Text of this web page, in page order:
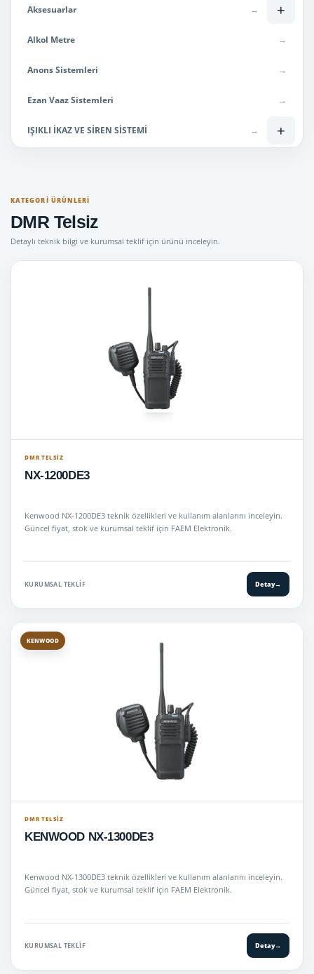
Aksesuarlar → +
Alkol Metre →
Anons Sistemleri →
Ezan Vaaz Sistemleri →
IŞIKLI İKAZ VE SİREN SİSTEMİ → +
Mini Tepe Lambaları
KATEGORI ÜRÜNLERI
DMR Telsiz
Detaylı teknik bilgi ve kurumsal teklif için ürünü inceleyin.
DMR TELSIZ
NX-1200DE3
Kenwood NX-1200DE3 teknik özellikleri ve kullanım alanlarını inceleyin.
Güncel fiyat, stok ve kurumsal teklif için FAEM Elektronik.
KURUMSAL TEKLIF Detay→
KENWOOD
DMR TELSIZ
KENWOOD NX-1300DE3
Kenwood NX-1300DE3 teknik özellikleri ve kullanım alanlarını inceleyin.
Güncel fiyat, stok ve kurumsal teklif için FAEM Elektronik.
KURUMSAL TEKLIF Detay→